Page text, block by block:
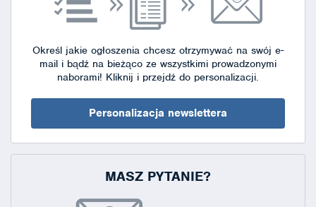
Określ jakie ogłoszenia chcesz otrzymywać na swój e-
mail i bądź na bieżąco ze wszystkimi prowadzonymi
naborami! Kliknij i przejdź do personalizacji.
Personalizacja newslettera
MASZ PYTANIE?